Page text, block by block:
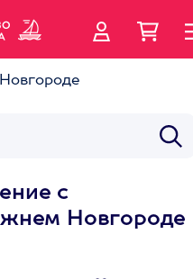
с
Новгороде